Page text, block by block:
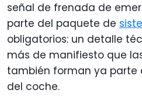
señal de frenada de
parte del paquete de
obligatorios: un detalle
más de manifiesto que
también forman ya parte
del coche.